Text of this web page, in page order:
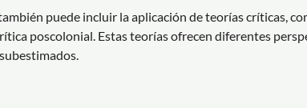
puede incluir la aplicación de teorías críticas,
poscolonial. Estas teorías ofrecen diferentes